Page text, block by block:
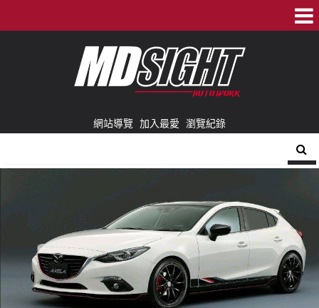
網站導覽 加入最愛 瀏覽紀錄